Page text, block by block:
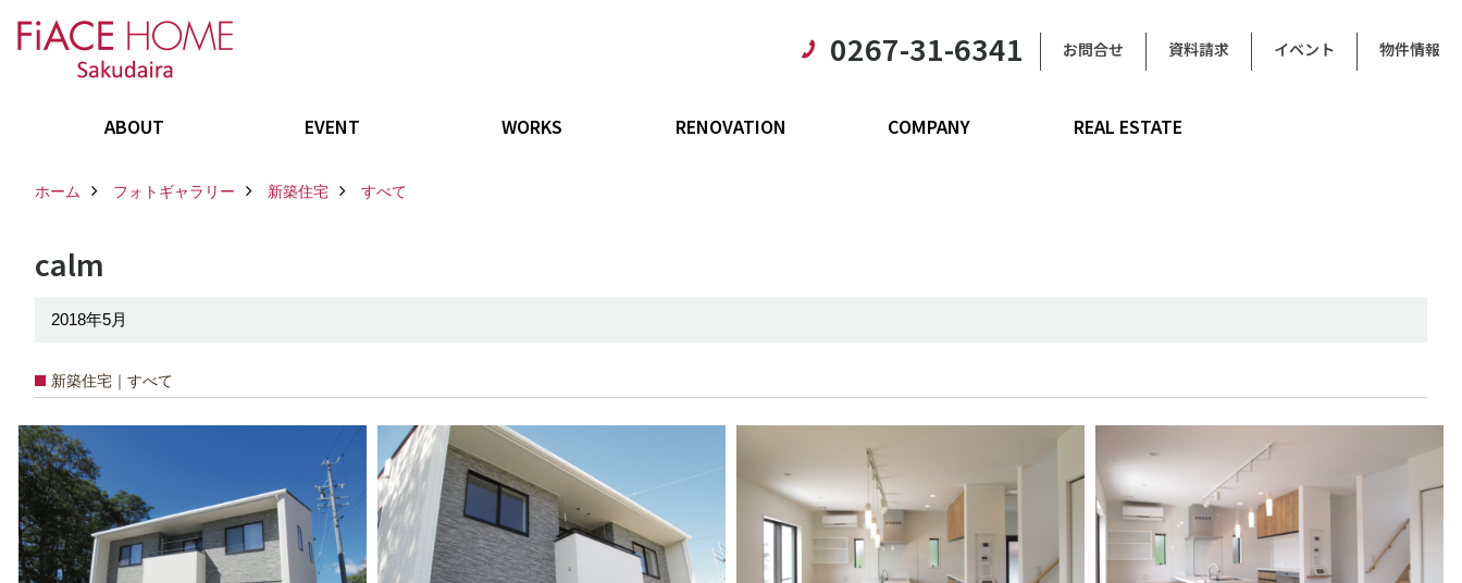
0267-31-6341 お問合せ 資料請求 イベント 物件情報
ABOUT EVENT WORKS RENOVATION COMPANY REAL ESTATE
ホーム フォトギャラリー 新築住宅 すべて
calm
2018年5月
新築住宅｜すべて